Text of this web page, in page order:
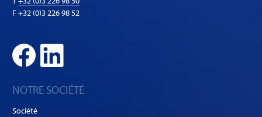
F +32 (0)3 226 98 52
NOTRE SOCIÉTÉ
Société